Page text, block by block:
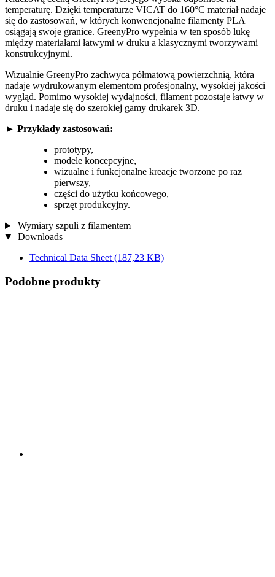
temperaturę. Dzięki temperaturze VICAT do 160°C materiał nadaje
się do zastosowań, w których konwencjonalne filamenty PLA
osiągają swoje granice. GreenyPro wypełnia w ten sposób lukę
między materiałami łatwymi w druku a klasycznymi tworzywami
konstrukcyjnymi.
Wizualnie GreenyPro zachwyca półmatową powierzchnią, która
nadaje wydrukowanym elementom profesjonalny, wysokiej jakości
wygląd. Pomimo wysokiej wydajności, filament pozostaje łatwy w
druku i nadaje się do szerokiej gamy drukarek 3D.
► Przykłady zastosowań:
prototypy,
modele koncepcyjne,
wizualne i funkcjonalne kreacje tworzone po raz
pierwszy,
części do użytku końcowego,
sprzęt produkcyjny.
Wymiary szpuli z filamentem
Downloads
Technical Data Sheet (187,23 KB)
Podobne produkty